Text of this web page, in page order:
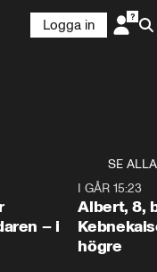
Logga in
SE ALLA
– i
I GÅR 15:23
Albert, 8,
högre